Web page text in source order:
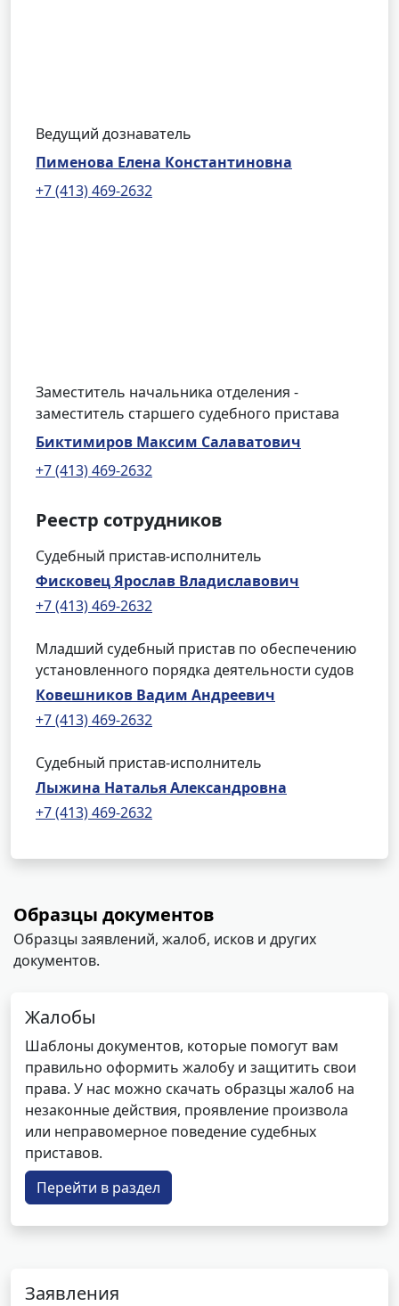
Ведущий дознаватель
Пименова Елена Константиновна
+7 (413) 469-2632
Заместитель начальника отделения -
заместитель старшего судебного пристава
Биктимиров Максим Салаватович
+7 (413) 469-2632
Реестр сотрудников
Судебный пристав-исполнитель
Фисковец Ярослав Владиславович
+7 (413) 469-2632
Младший судебный пристав по обеспечению
установленного порядка деятельности судов
Ковешников Вадим Андреевич
+7 (413) 469-2632
Судебный пристав-исполнитель
Лыжина Наталья Александровна
+7 (413) 469-2632
Образцы документов
Образцы заявлений, жалоб, исков и других
документов.
Жалобы
Шаблоны документов, которые помогут вам
правильно оформить жалобу и защитить свои
права. У нас можно скачать образцы жалоб на
незаконные действия, проявление произвола
или неправомерное поведение судебных
приставов.
Перейти в раздел
Заявления